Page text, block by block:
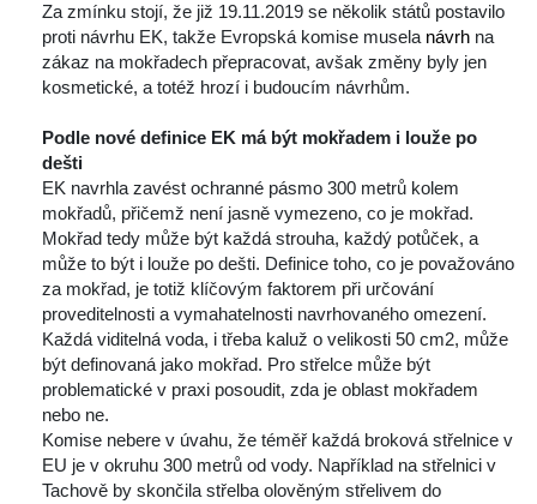
Za zmínku stojí, že již 19.11.2019 se několik států postavilo
proti návrhu EK, takže Evropská komise musela návrh na
zákaz na mokřadech přepracovat, avšak změny byly jen
kosmetické, a totéž hrozí i budoucím návrhům.
Podle nové definice EK má být mokřadem i louže po
dešti
EK navrhla zavést ochranné pásmo 300 metrů kolem
mokřadů, přičemž není jasně vymezeno, co je mokřad.
Mokřad tedy může být každá strouha, každý potůček, a
může to být i louže po dešti. Definice toho, co je považováno
za mokřad, je totiž klíčovým faktorem při určování
proveditelnosti a vymahatelnosti navrhovaného omezení.
Každá viditelná voda, i třeba kaluž o velikosti 50 cm2, může
být definovaná jako mokřad. Pro střelce může být
problematické v praxi posoudit, zda je oblast mokřadem
nebo ne.
Komise nebere v úvahu, že téměř každá broková střelnice v
EU je v okruhu 300 metrů od vody. Například na střelnici v
Tachově by skončila střelba olověným střelivem do